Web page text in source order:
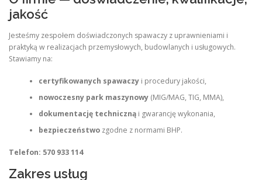
jakość
Jesteśmy zespołem doświadczonych spawaczy z uprawnieniami i
praktyką w realizacjach przemysłowych, budowlanych i usługowych.
Stawiamy na:
certyfikowanych spawaczyi procedury jakości,
nowoczesny park maszynowy(MIG/MAG, TIG, MMA),
dokumentację technicznąi gwarancję wykonania,
bezpieczeństwozgodne z normami BHP.
Telefon: 570 933 114
Zakres usług